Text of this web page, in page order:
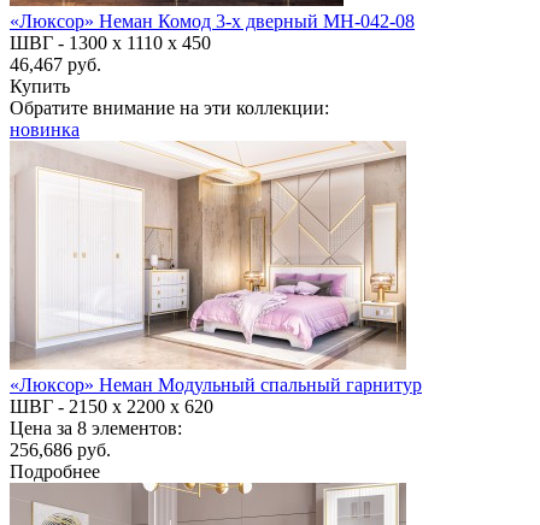
«Люксор» Неман Комод 3-х дверный МН-042-08
ШВГ - 1300 х 1110 х 450
46,467 руб.
Купить
Обратите внимание на эти коллекции:
новинка
«Люксор» Неман Модульный спальный гарнитур
ШВГ - 2150 х 2200 х 620
Цена за 8 элементов:
256,686 руб.
Подробнее